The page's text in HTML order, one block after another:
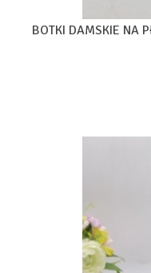
BOTKI DAMSKIE NA